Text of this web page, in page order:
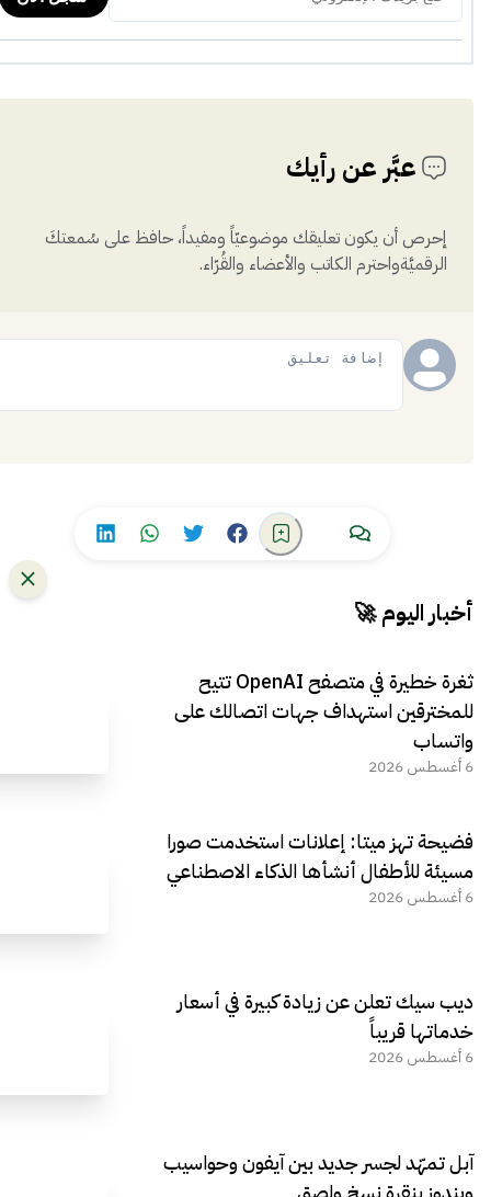
عبَّر عن رأيك
إحرص أن يكون تعليقك موضوعيّاً ومفيداً، حافظ على سُمعتكَ
الرقميَّةواحترم الكاتب والأعضاء والقُرّاء.
أخبار اليوم 🚀
ثغرة خطيرة في متصفح OpenAI تتيح
للمخترقين استهداف جهات اتصالك على
واتساب
6 أغسطس 2026
فضيحة تهز ميتا: إعلانات استخدمت صورا
مسيئة للأطفال أنشأها الذكاء الاصطناعي
6 أغسطس 2026
ديب سيك تعلن عن زيادة كبيرة في أسعار
خدماتها قريباً
6 أغسطس 2026
آبل تمهّد لجسر جديد بين آيفون وحواسيب